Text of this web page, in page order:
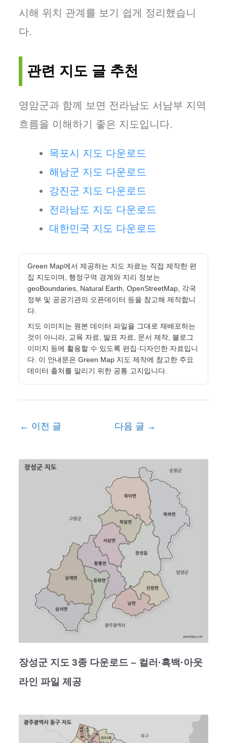
시해 위치 관계를 보기 쉽게 정리했습니
다.
관련 지도 글 추천
영암군과 함께 보면 전라남도 서남부 지역
흐름을 이해하기 좋은 지도입니다.
목포시 지도 다운로드
해남군 지도 다운로드
강진군 지도 다운로드
전라남도 지도 다운로드
대한민국 지도 다운로드
Green Map에서 제공하는 지도 자료는 직접 제작한 편
집 지도이며, 행정구역 경계와 지리 정보는
geoBoundaries, Natural Earth, OpenStreetMap, 각국
정부 및 공공기관의 오픈데이터 등을 참고해 제작합니
다.
지도 이미지는 원본 데이터 파일을 그대로 재배포하는
것이 아니라, 교육 자료, 발표 자료, 문서 제작, 블로그
이미지 등에 활용할 수 있도록 편집·디자인한 자료입니
다. 이 안내문은 Green Map 지도 제작에 참고한 주요
데이터 출처를 알리기 위한 공통 고지입니다.
← 이전 글 다음 글 →
장성군 지도 3종 다운로드 – 컬러·흑백·아웃
라인 파일 제공